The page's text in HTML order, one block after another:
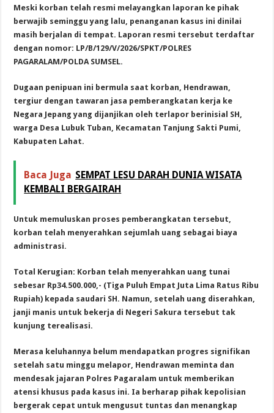
Meski korban telah resmi melayangkan laporan ke pihak
berwajib seminggu yang lalu, penanganan kasus ini dinilai
masih berjalan di tempat. Laporan resmi tersebut terdaftar
dengan nomor: LP/B/129/V/2026/SPKT/POLRES
PAGARALAM/POLDA SUMSEL.
Dugaan penipuan ini bermula saat korban, Hendrawan,
tergiur dengan tawaran jasa pemberangkatan kerja ke
Negara Jepang yang dijanjikan oleh terlapor berinisial SH,
warga Desa Lubuk Tuban, Kecamatan Tanjung Sakti Pumi,
Kabupaten Lahat.
Baca Juga SEMPAT LESU DARAH DUNIA WISATA
KEMBALI BERGAIRAH
Untuk memuluskan proses pemberangkatan tersebut,
korban telah menyerahkan sejumlah uang sebagai biaya
administrasi.
Total Kerugian: Korban telah menyerahkan uang tunai
sebesar Rp34.500.000,- (Tiga Puluh Empat Juta Lima Ratus Ribu
Rupiah) kepada saudari SH. Namun, setelah uang diserahkan,
janji manis untuk bekerja di Negeri Sakura tersebut tak
kunjung terealisasi.
Merasa keluhannya belum mendapatkan progres signifikan
setelah satu minggu melapor, Hendrawan meminta dan
mendesak jajaran Polres Pagaralam untuk memberikan
atensi khusus pada kasus ini. Ia berharap pihak kepolisian
bergerak cepat untuk mengusut tuntas dan menangkap